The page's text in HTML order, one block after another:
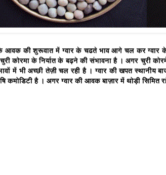
की शुरूवात में ग्वार के चढते भाव आगे चल कर ग्वार
कोरमा के निर्यात के बढ़ने की संभावना है । अगर चुरी कोरमें
में भी अच्छी तेज़ी चल रही है । ग्वार की खपत स्थानीय
कमोडिटी है । अगर ग्वार की आवक बाज़ार में थोड़ी